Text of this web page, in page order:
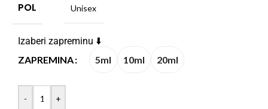
POL Unisex
Izaberi zapreminu ⬇️
ZAPREMINA
5ml 10ml 20ml
- +